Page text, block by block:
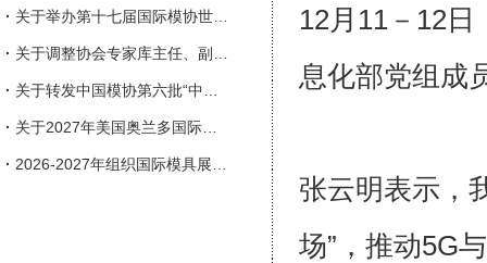
· 关于举办第十七届国际模协世界大会的通知
· 关于调整协会专家库主任、副主任人选的通知
· 关于转发中国模协第六批“中国模具行业企业信用等级评价”申报工作的通知
· 关于2027年美国奥兰多国际塑料展览会（NPE）参展的邀请函
· 2026-2027年组织国际模具展会一览表
12月11－12
息化部党组成
张云明表示，
场”，推动5G